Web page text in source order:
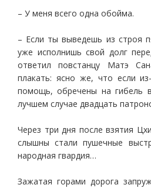
– У меня всего одна обойма.
– Если ты выведешь из строя
уже исполнишь свой долг
ответил повстанцу Матэ
плакать: ясно же, что если
помощь, обречены на гибель
лучшем случае двадцать
Через три дня после взятия
слышны стали пушечные
народная гвардия…
Зажатая горами дорога